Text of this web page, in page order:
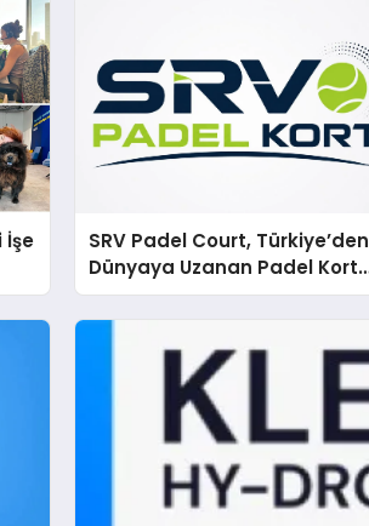
İşe
SRV Padel Court, Türkiye’den
Dünyaya Uzanan Padel Kort
Üretiminde Güvenin Adresi